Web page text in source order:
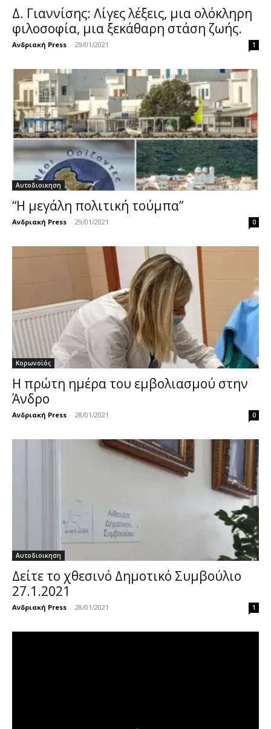
Δ. Γιαννίσης: Λίγες λέξεις, μια ολόκληρη
φιλοσοφία, μια ξεκάθαρη στάση ζωής.
Ανδριακή Press - 29/01/2021 1
Αυτοδιοικηση
“Η μεγάλη πολιτική τούμπα”
Ανδριακή Press - 29/01/2021 0
Κορωνοϊός
Η πρώτη ημέρα του εμβολιασμού στην
Άνδρο
Ανδριακή Press - 28/01/2021 0
Αυτοδιοικηση
Δείτε το χθεσινό Δημοτικό Συμβούλιο
27.1.2021
Ανδριακή Press - 28/01/2021 1